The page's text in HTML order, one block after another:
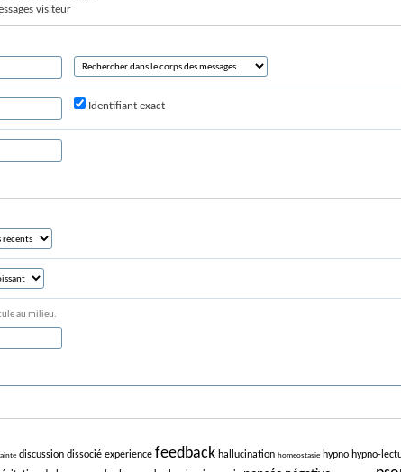
visiteur
Identifiant exact
au milieu.
discussion dissocié experience feedback hallucination homeostasie hypno hypno-